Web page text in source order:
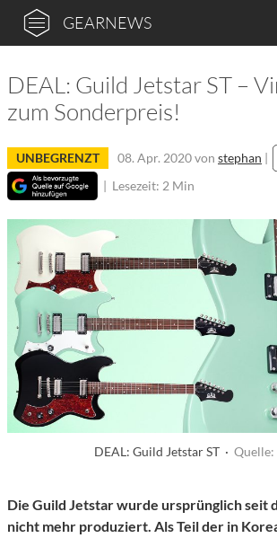
GEARNEWS
DEAL: Guild Jetstar ST –
zum Sonderpreis!
UNBEGRENZT 08. Apr. 2020von stephan |
| Lesezeit: 2 Min
DEAL: Guild Jetstar ST · Quelle:
Die Guild Jetstar wurde ursprünglich seit
nicht mehr produziert. Als Teil der in